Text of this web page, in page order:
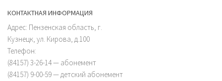
КОНТАКТНАЯ ИНФОРМАЦИЯ
Адрес: Пензенская область, г.
Кузнецк, ул. Кирова, д.100
Телефон:
(84157) 3-26-14 — абонемент
(84157) 9-00-59 — детский абонемент